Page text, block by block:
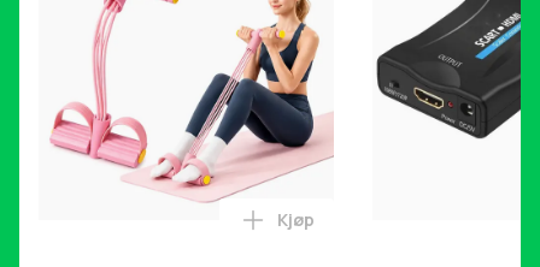
Legg Magetrener, 6-rørs
Kjøp